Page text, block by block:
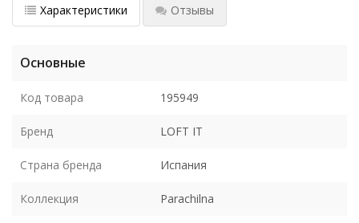
Характеристики Отзывы
Основные
Код товара 195949
Бренд LOFT IT
Страна бренда Испания
Коллекция Parachilna